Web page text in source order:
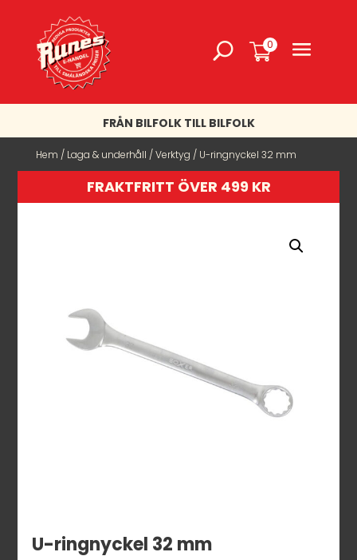
0
FRÅN BILFOLK TILL BILFOLK
Hem / Laga & underhåll /Verktyg / U-ringnyckel 32 mm
FRAKTFRITT ÖVER 499 KR
U-ringnyckel 32 mm